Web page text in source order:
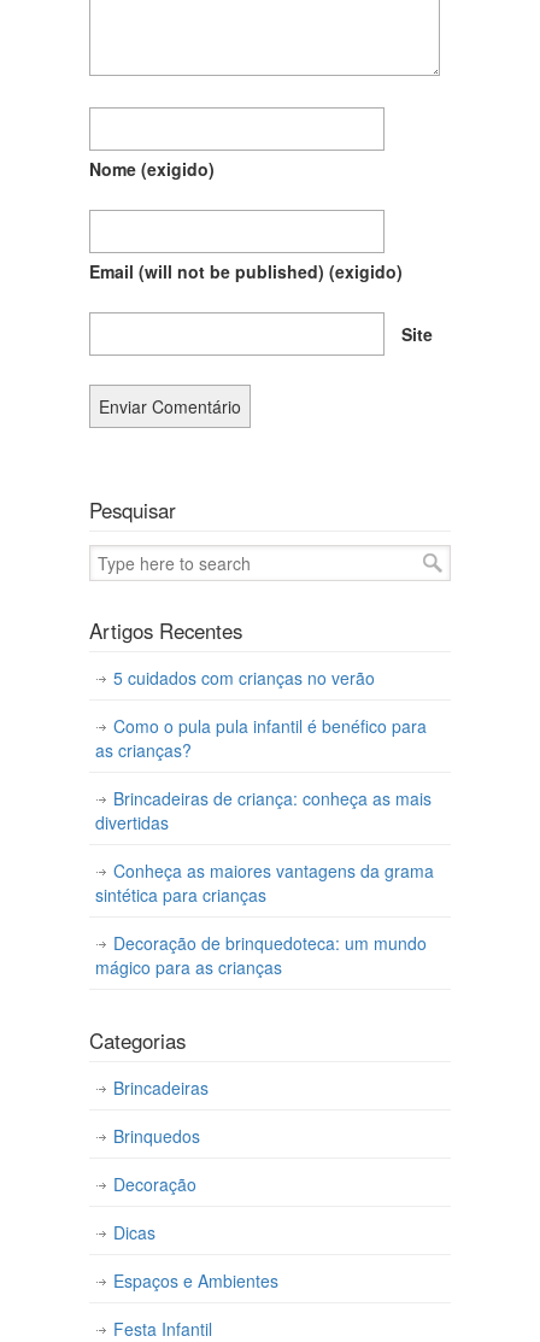
Nome (exigido)
Email (will not be published) (exigido)
Site
Pesquisar
Artigos Recentes
5 cuidados com crianças no verão
Como o pula pula infantil é benéfico para
as crianças?
Brincadeiras de criança: conheça as mais
divertidas
Conheça as maiores vantagens da grama
sintética para crianças
Decoração de brinquedoteca: um mundo
mágico para as crianças
Categorias
Brincadeiras
Brinquedos
Decoração
Dicas
Espaços e Ambientes
Festa Infantil